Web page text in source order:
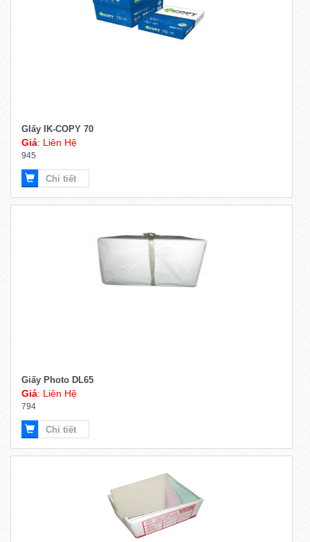
GIấy IK-COPY 70
Giá: Liên Hệ
945
Chi tiết
Giấy Photo DL65
Giá: Liên Hệ
794
Chi tiết